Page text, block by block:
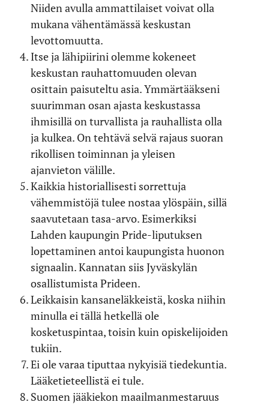
Niiden avulla ammattilaiset voivat olla
mukana vähentämässä keskustan
levottomuutta.
Itse ja lähipiirini olemme kokeneet
keskustan rauhattomuuden olevan
osittain paisuteltu asia. Ymmärtääkseni
suurimman osan ajasta keskustassa
ihmisillä on turvallista ja rauhallista olla
ja kulkea. On tehtävä selvä rajaus suoran
rikollisen toiminnan ja yleisen
ajanvieton välille.
Kaikkia historiallisesti sorrettuja
vähemmistöjä tulee nostaa ylöspäin, sillä
saavutetaan tasa-arvo. Esimerkiksi
Lahden kaupungin Pride-liputuksen
lopettaminen antoi kaupungista huonon
signaalin. Kannatan siis Jyväskylän
osallistumista Prideen.
Leikkaisin kansaneläkkeistä, koska niihin
minulla ei tällä hetkellä ole
kosketuspintaa, toisin kuin opiskelijoiden
tukiin.
Ei ole varaa tiputtaa nykyisiä tiedekuntia.
Lääketieteellistä ei tule.
Suomen jääkiekon maailmanmestaruus